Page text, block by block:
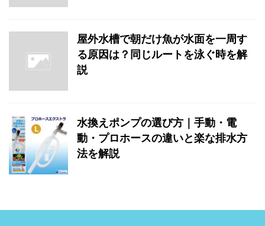
屋外水槽で朝だけ魚が水面を一周す
る原因は？同じルートを泳ぐ時を解
説
水換えポンプの選び方｜手動・電
動・プロホースの違いと楽な排水方
法を解説